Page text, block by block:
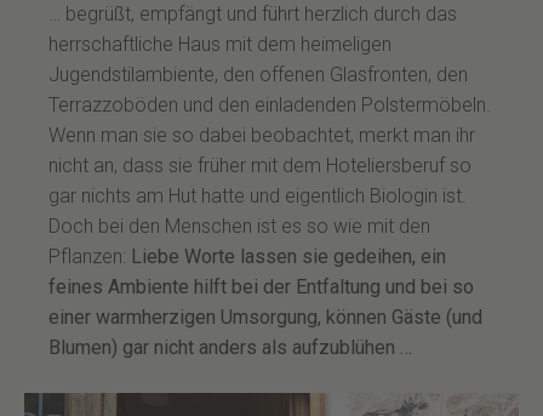
… begrüßt, empfängt und führt herzlich durch das
herrschaftliche Haus mit dem heimeligen
Jugendstilambiente, den offenen Glasfronten, den
Terrazzoböden und den einladenden Polstermöbeln.
Wenn man sie so dabei beobachtet, merkt man ihr
nicht an, dass sie früher mit dem Hoteliersberuf so
gar nichts am Hut hatte und eigentlich Biologin ist.
Doch bei den Menschen ist es so wie mit den
Pflanzen: Liebe Worte lassen sie gedeihen, ein
feines Ambiente hilft bei der Entfaltung und bei so
einer warmherzigen Umsorgung, können Gäste (und
Blumen) gar nicht anders als aufzublühen …